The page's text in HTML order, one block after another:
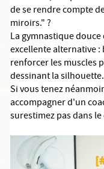
de se rendre compte
miroirs."?
La gymnastique
excellente alternative :
renforcer les muscles
dessinant la silhouette.
Si vous tenez
accompagner d'un
surestimez pas dans